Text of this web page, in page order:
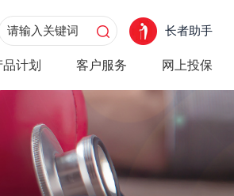
长者助手
品计划 客户服务 网上投保